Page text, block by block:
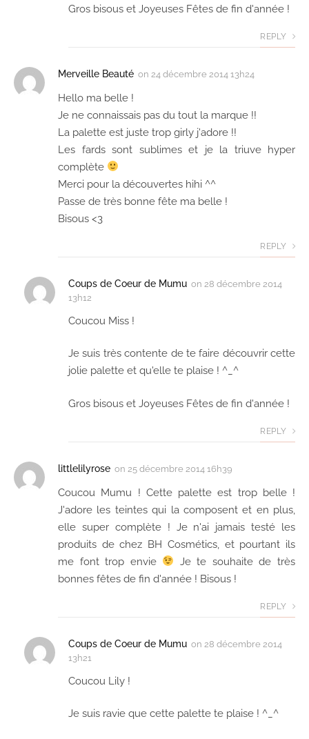
Gros bisous et Joyeuses Fêtes de fin d'année !
REPLY
Merveille Beauté on 24 décembre 2014 13h24
Hello ma belle !
Je ne connaissais pas du tout la marque !!
La palette est juste trop girly j'adore !!
Les fards sont sublimes et je la triuve hyper
complète
Merci pour la découvertes hihi ^^
Passe de très bonne fête ma belle !
Bisous <3
REPLY
Coups de Coeur de Mumu on 28 décembre 2014
13h12
Coucou Miss !
Je suis très contente de te faire découvrir cette
jolie palette et qu'elle te plaise ! ^_^
Gros bisous et Joyeuses Fêtes de fin d'année !
REPLY
littlelilyrose on 25 décembre 2014 16h39
Coucou Mumu ! Cette palette est trop belle !
J'adore les teintes qui la composent et en plus,
elle super complète ! Je n'ai jamais testé les
produits de chez BH Cosmétics, et pourtant ils
me font trop envie
Je te souhaite de très
bonnes fêtes de fin d'année ! Bisous !
REPLY
Coups de Coeur de Mumu on 28 décembre 2014
13h21
Coucou Lily !
Je suis ravie que cette palette te plaise ! ^_^